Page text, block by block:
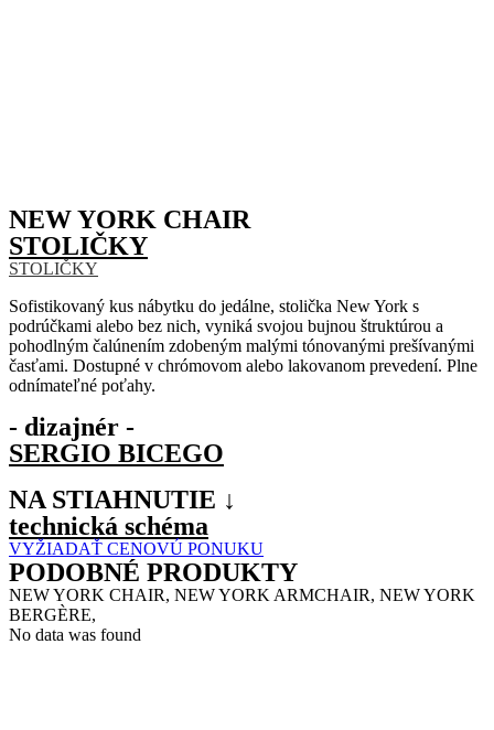
NEW YORK CHAIR
STOLIČKY
STOLIČKY
Sofistikovaný kus nábytku do jedálne, stolička New York s
podrúčkami alebo bez nich, vyniká svojou bujnou štruktúrou a
pohodlným čalúnením zdobeným malými tónovanými prešívanými
časťami. Dostupné v chrómovom alebo lakovanom prevedení. Plne
odnímateľné poťahy.
- dizajnér -
SERGIO BICEGO
NA STIAHNUTIE ↓
technická schéma
VYŽIADAŤ CENOVÚ PONUKU
PODOBNÉ PRODUKTY
NEW YORK CHAIR, NEW YORK ARMCHAIR, NEW YORK
BERGÈRE,
No data was found